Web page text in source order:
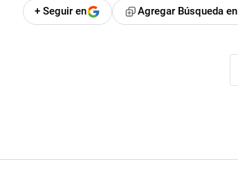
+ Seguir en Agregar Búsqueda en